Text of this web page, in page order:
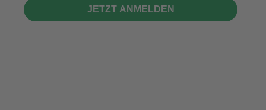
JETZT ANMELDEN